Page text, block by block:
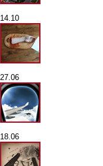
14.10
27.06
18.06